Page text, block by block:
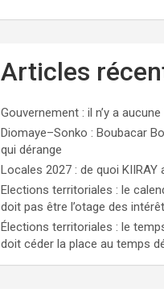
Articles
Gouvernement : il n’y a
Diomaye–Sonko : Boubacar
qui dérange
Locales 2027 : de quoi KIIRAY
Elections territoriales : le
doit pas être l’otage des
Élections territoriales : le
doit céder la place au temps